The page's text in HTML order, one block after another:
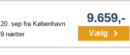
20. sep fra København
9 nætter
9.659,-
Vælg